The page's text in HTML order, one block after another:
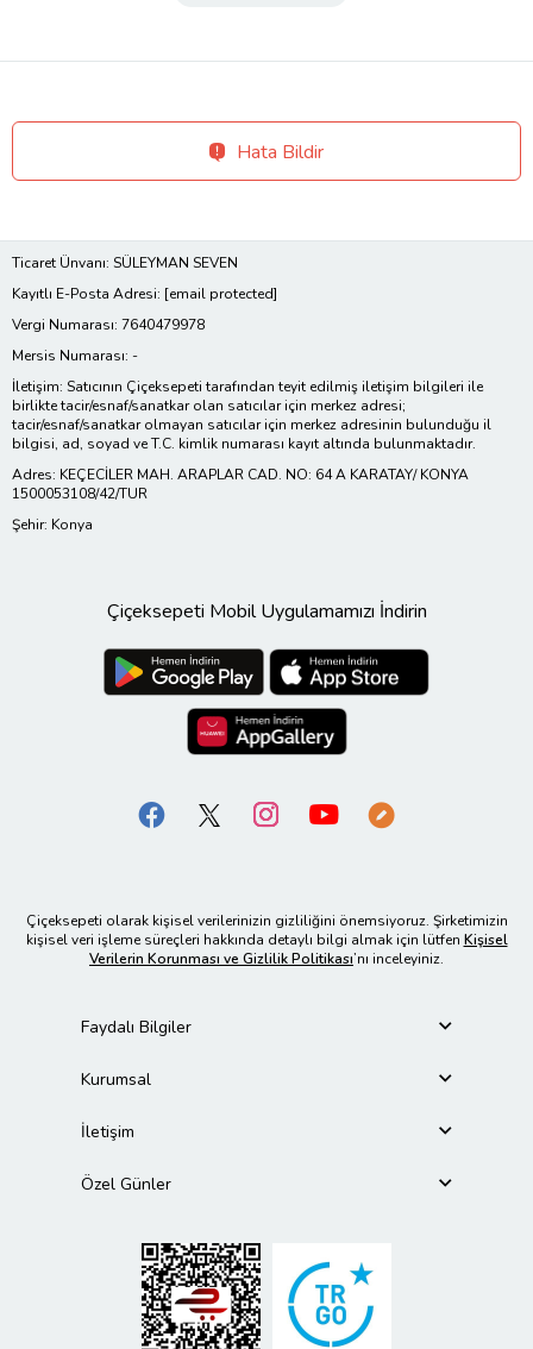
Hata Bildir
Ticaret Ünvanı: SÜLEYMAN SEVEN
Kayıtlı E-Posta Adresi: [email protected]
Vergi Numarası: 7640479978
Mersis Numarası: -
İletişim: Satıcının Çiçeksepeti tarafından teyit edilmiş iletişim bilgileri ile
birlikte tacir/esnaf/sanatkar olan satıcılar için merkez adresi;
tacir/esnaf/sanatkar olmayan satıcılar için merkez adresinin bulunduğu il
bilgisi, ad, soyad ve T.C. kimlik numarası kayıt altında bulunmaktadır.
Adres: KEÇECİLER MAH. ARAPLAR CAD. NO: 64 A KARATAY/ KONYA
1500053108/42/TUR
Şehir: Konya
Çiçeksepeti Mobil Uygulamamızı İndirin
Çiçeksepeti olarak kişisel verilerinizin gizliliğini önemsiyoruz. Şirketimizin
kişisel veri işleme süreçleri hakkında detaylı bilgi almak için lütfen Kişisel
Verilerin Korunması ve Gizlilik Politikası’nı inceleyiniz.
Faydalı Bilgiler
Kurumsal
İletişim
Özel Günler